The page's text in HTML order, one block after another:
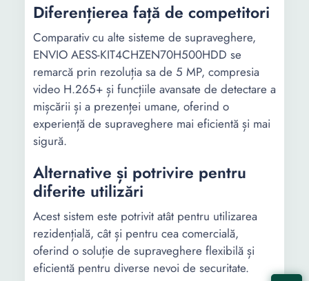
Diferențierea față de competitori
Comparativ cu alte sisteme de supraveghere,
ENVIO AESS-KIT4CHZEN70H500HDD se
remarcă prin rezoluția sa de 5 MP, compresia
video H.265+ și funcțiile avansate de detectare a
mișcării și a prezenței umane, oferind o
experiență de supraveghere mai eficientă și mai
sigură.
Alternative și potrivire pentru
diferite utilizări
Acest sistem este potrivit atât pentru utilizarea
rezidențială, cât și pentru cea comercială,
oferind o soluție de supraveghere flexibilă și
eficientă pentru diverse nevoi de securitate.